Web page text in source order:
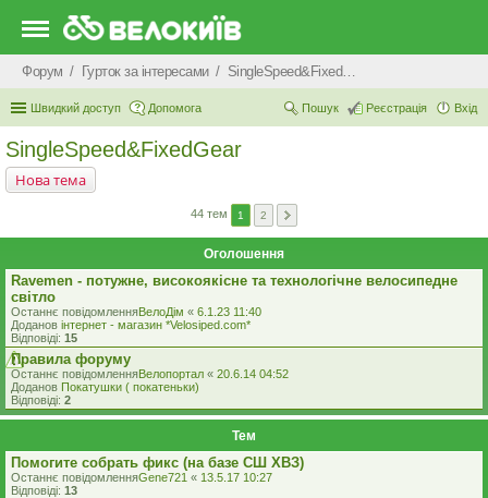
Форум Гурток за інтересами SingleSpeed&FixedGear
Швидкий доступ Допомога Вхід
Реєстрація
Пошук
SingleSpeed&FixedGear
Нова тема
44 тем 1 2
Оголошення
Ravemen - потужне, високоякісне та технологічне велосипедне
світло
Останнє повідомленняВелоДім « 6.1.23 11:40
Доданов iнтернет - магазин *Velosiped.com*
Відповіді: 15
Правила форуму
Останнє повідомленняВелопортал « 20.6.14 04:52
Доданов Покатушки ( покатеньки)
Відповіді: 2
Тем
Помогите собрать фикс (на базе СШ ХВЗ)
Останнє повідомленняGene721 « 13.5.17 10:27
Відповіді: 13